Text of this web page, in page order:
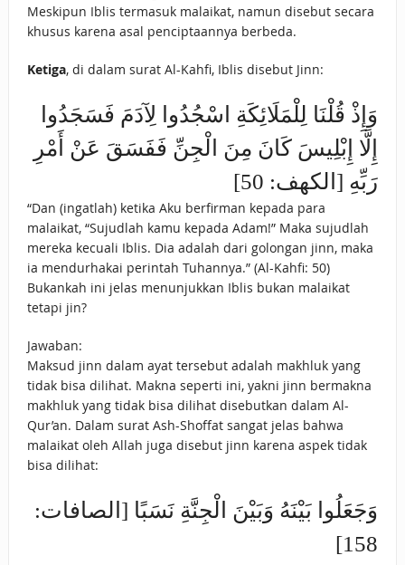
Meskipun Iblis termasuk malaikat, namun disebut secara
khusus karena asal penciptaannya berbeda.
Ketiga, di dalam surat Al-Kahfi, Iblis disebut Jinn:
وَإِذْ قُلْنَا لِلْمَلَائِكَةِ اسْجُدُوا لِآدَمَ فَسَجَدُوا
إِلَّا إِبْلِيسَ كَانَ مِنَ الْجِنِّ فَفَسَقَ عَنْ أَمْرِ
رَبِّهِ [الكهف: 50]
“Dan (ingatlah) ketika Aku berfirman kepada para
malaikat, “Sujudlah kamu kepada Adam!” Maka sujudlah
mereka kecuali Iblis. Dia adalah dari golongan jinn, maka
ia mendurhakai perintah Tuhannya.” (Al-Kahfi: 50)
Bukankah ini jelas menunjukkan Iblis bukan malaikat
tetapi jin?
Jawaban:
Maksud jinn dalam ayat tersebut adalah makhluk yang
tidak bisa dilihat. Makna seperti ini, yakni jinn bermakna
makhluk yang tidak bisa dilihat disebutkan dalam Al-
Qur’an. Dalam surat Ash-Shoffat sangat jelas bahwa
malaikat oleh Allah juga disebut jinn karena aspek tidak
bisa dilihat:
وَجَعَلُوا بَيْنَهُ وَبَيْنَ الْجِنَّةِ نَسَبًا [الصافات:
158]